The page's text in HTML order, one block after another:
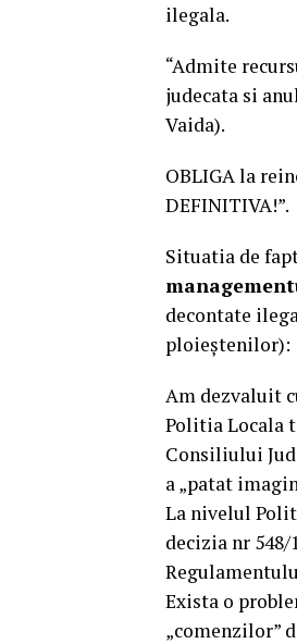
ilegala.
“Admite
judecata si
Vaida).
OBLIGA la
DEFINITIVA!”.
Situatia de
decontate
ploieștenilor):
Am dezvaluit
Politia Locala
Consiliului
a „patat
La nivelul
decizia nr
Exista o
„comenzilor”